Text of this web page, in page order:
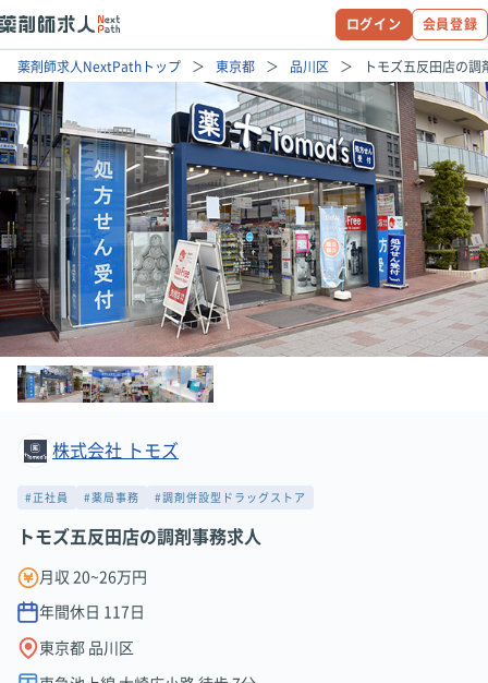
ログイン 会員登録
薬剤師求人NextPathトップ 東京都 品川区 トモズ五反田店の調
株式会社 トモズ
#正社員 #薬局事務 #調剤併設型ドラッグストア
トモズ五反田店の調剤事務求人
月収 20~26万円
年間休日 117 日
東京都 品川区